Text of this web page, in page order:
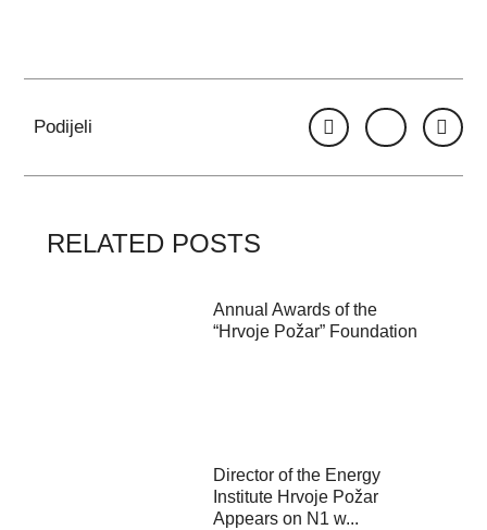
Podijeli
RELATED POSTS
Annual Awards of the
“Hrvoje Požar” Foundation
Director of the Energy
Institute Hrvoje Požar
Appears on N1 w...